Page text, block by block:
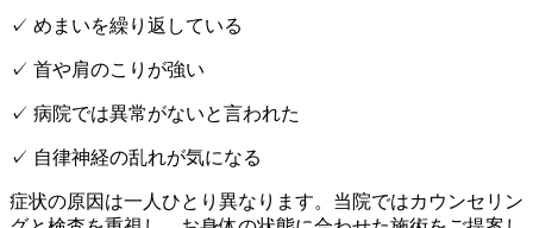
✓ めまいを繰り返している
✓ 首や肩のこりが強い
✓ 病院では異常がないと言われた
✓ 自律神経の乱れが気になる
症状の原因は一人ひとり異なります。当院ではカウンセリン